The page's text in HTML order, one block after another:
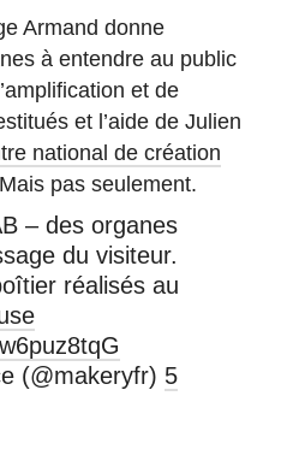
Armand donne
à entendre au public
et de
et l’aide de Julien
national de création
pas seulement.
– des organes
du visiteur.
réalisés au
(@makeryfr) 5